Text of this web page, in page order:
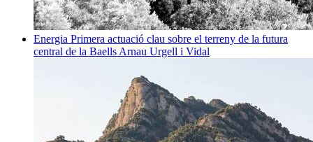
Energia Primera actuació clau sobre el terreny de la futura
central de la Baells Arnau Urgell i Vidal